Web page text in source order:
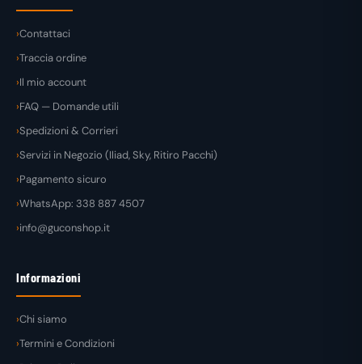
Contattaci
Traccia ordine
Il mio account
FAQ — Domande utili
Spedizioni & Corrieri
Servizi in Negozio (Iliad, Sky, Ritiro Pacchi)
Pagamento sicuro
WhatsApp: 338 887 4507
info@guconshop.it
Informazioni
Chi siamo
Termini e Condizioni